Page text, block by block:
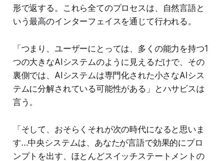
形で返する。これら全てのプロセスは、自然言語と
いう最高のインターフェイスを通じて行われる。
「つまり、ユーザーにとっては、多くの能力を持つ1
つの大きなAIシステムのように見えるだけで、その
裏側では、AIシステムは専門化された小さなAIシス
テムに分解されている可能性がある」とハサビスは
言う。
「そして、おそらくそれが次の時代になると思いま
す…中央システムは、あなたが言語で効果的にプロ
ンプトを出す、ほとんどスイッチステートメントの